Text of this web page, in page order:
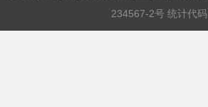
234567-2号 统计代码